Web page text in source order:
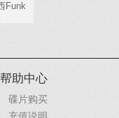
Funk
帮助中心
碟片购买